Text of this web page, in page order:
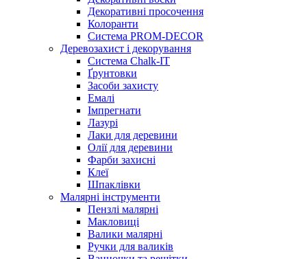
Декоративні просочення
Колоранти
Система PROM-DECOR
Деревозахист і декорування
Система Chalk-IT
Ґрунтовки
Засоби захисту
Емалі
Імпрегнати
Лазурі
Лаки для деревини
Олії для деревини
Фарби захисні
Клеї
Шпаклівки
Малярні інструменти
Пензлі малярні
Макловиці
Валики малярні
Ручки для валиків